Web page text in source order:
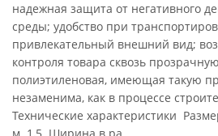
надежная защита от негативного
среды; удобство при
привлекательный внешний вид;
контроля товара сквозь
полиэтиленовая, имеющая такую
незаменима, как в процессе
Технические характеристики